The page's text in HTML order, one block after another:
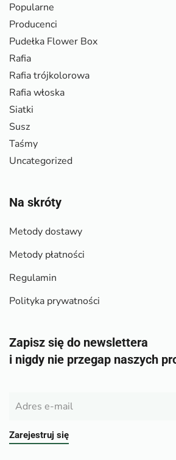
Popularne
Producenci
Pudełka Flower Box
Rafia
Rafia trójkolorowa
Rafia włoska
Siatki
Susz
Taśmy
Uncategorized
Na skróty
Metody dostawy
Metody płatności
Regulamin
Polityka prywatności
Zapisz się do newslettera
i nigdy nie przegap naszych
Zarejestruj się